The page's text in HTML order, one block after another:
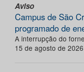
Aviso
Campus de São
programado de
A interrupção do
15 de agosto de 2026